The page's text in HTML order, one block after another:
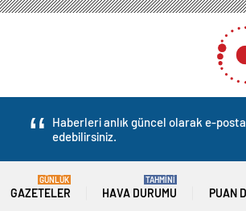
Haberleri anlık güncel olarak e-
edebilirsiniz.
GAZETELER
GÜNLÜK
HAVA DURUMU
TAHMİNİ
PUAN